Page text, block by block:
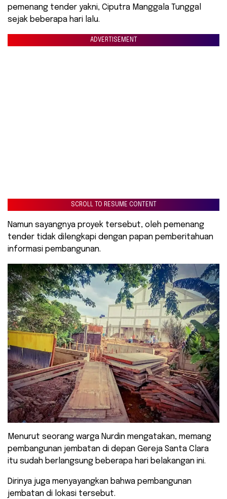
pemenang tender yakni, Ciputra Manggala Tunggal
sejak beberapa hari lalu.
ADVERTISEMENT
SCROLL TO RESUME CONTENT
Namun sayangnya proyek tersebut, oleh pemenang
tender tidak dilengkapi dengan papan pemberitahuan
informasi pembangunan.
Menurut seorang warga Nurdin mengatakan, memang
pembangunan jembatan di depan Gereja Santa Clara
itu sudah berlangsung beberapa hari belakangan ini.
Dirinya juga menyayangkan bahwa pembangunan
jembatan di lokasi tersebut.